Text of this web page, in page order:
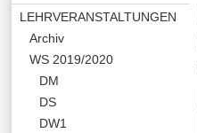
LEHRVERANSTALTUNGEN
Archiv
WS 2019/2020
DM
DS
DW1